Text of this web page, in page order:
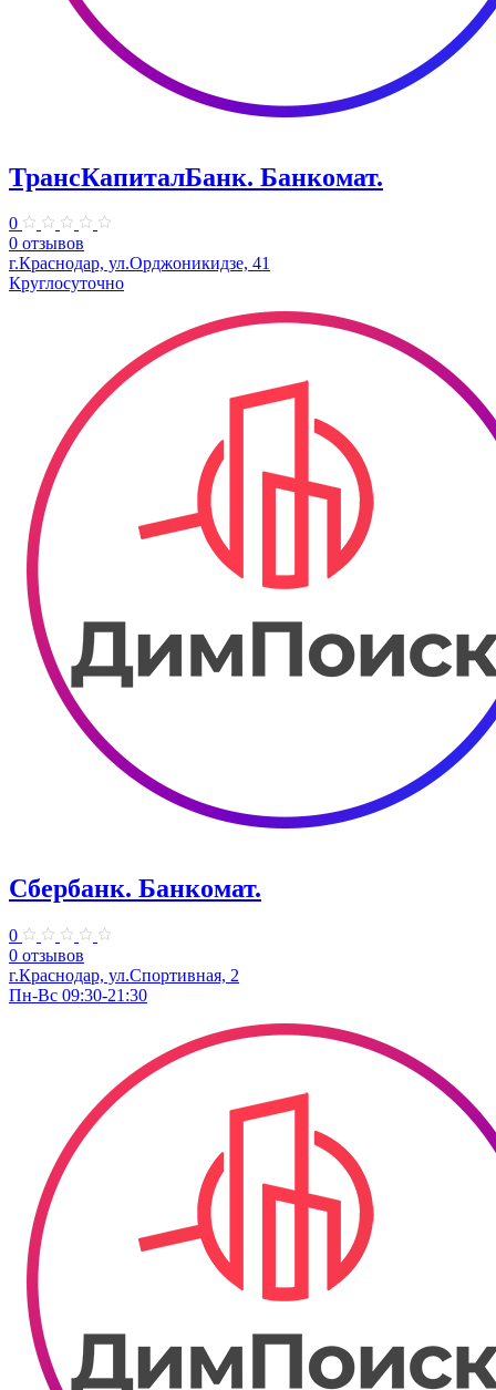
ТрансКапиталБанк. Банкомат.
0
0 отзывов
г.Краснодар, ул.​Орджоникидзе, 41
Круглосуточно
Сбербанк. Банкомат.
0
0 отзывов
г.Краснодар, ул.​Спортивная, 2
Пн-Вс 09:30-21:30